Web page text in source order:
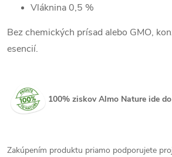
Vláknina 0,5 %
Bez chemických prísad alebo GMO,
esencií.
100% ziskov Almo Nature ide
Zakúpením produktu priamo podporujete